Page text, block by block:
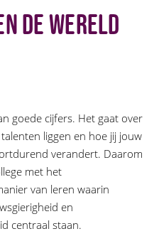
de wereld
goede cijfers. Het gaat over
liggen en hoe jij jouw
verandert. Daarom
met het
van leren waarin
en
centraal staan.